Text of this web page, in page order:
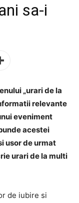
sa-i
„urari de la
relevante
eveniment
acestei
usor de urmat
urari de la multi
de iubire si